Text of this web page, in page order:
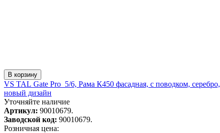
В корзину
VS TAL Gate Pro 5/6, Рама К450 фасадная, с поводком, серебро,
новый дизайн
Уточняйте наличие
Артикул: 90010679.
Заводской код: 90010679.
Розничная цена: